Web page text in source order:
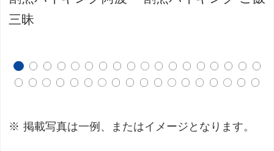
三昧
掲載写真は一例、またはイメージとなります。